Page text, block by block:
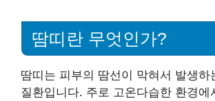
땀띠란 무엇인가?
땀띠는 피부의 땀선이 막혀서 발생하
질환입니다. 주로 고온다습한 환경에